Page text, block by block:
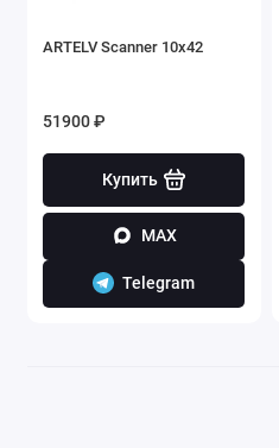
ARTELV Scanner 10x42
51900 ₽
Купить
MAX
Telegram